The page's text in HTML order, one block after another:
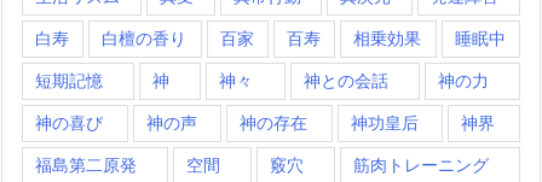
白寿 白檀の香り 百家 百寿 相乗効果 睡眠中
短期記憶 神 神々 神との会話 神の力
神の喜び 神の声 神の存在 神功皇后 神界
福島第二原発 空間 竅穴 筋肉トレーニング